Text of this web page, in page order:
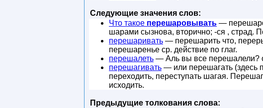
Следующие значения слов:
Что такое перешаровывать —
шарами сызнова, вторично; -ся , страд.
перешаривать — перешарить что,
перешаренье ср. действие по глаг.
перешалеть — Аль вы все перешалели?
перешагивать — или перешагать (здесь
переходить, переступать шагая.
исходить.
Предыдущие толкования слова: